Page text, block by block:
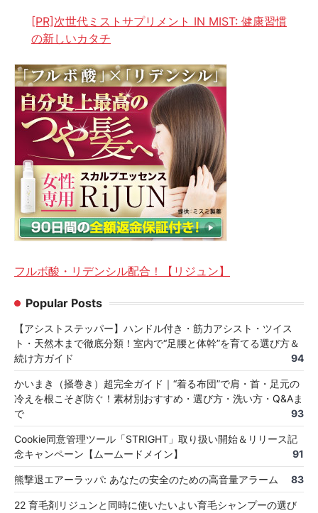
[PR]次世代ミストサプリメント IN MIST: 健康習慣
の新しいカタチ
フルボ酸・リデンシル配合！【リジュン】
Popular Posts
【アシストステッパー】ハンドル付き・筋力アシスト・ツイス
ト・天然木まで徹底分類！室内で“足腰と体幹”を育てる選び方＆
続け方ガイド
94
かいまき（掻巻き）超完全ガイド｜“着る布団”で肩・首・足元の
冷えを根こそぎ防ぐ！素材別おすすめ・選び方・洗い方・Q&Aま
で
93
Cookie同意管理ツール「STRIGHT」取り扱い開始＆リリース記
念キャンペーン【ムームードメイン】
91
熊撃退エアーラッパ: あなたの安全のための高音量アラーム 83
22 育毛剤リジュンと同時に使いたいよい育毛シャンプーの選び